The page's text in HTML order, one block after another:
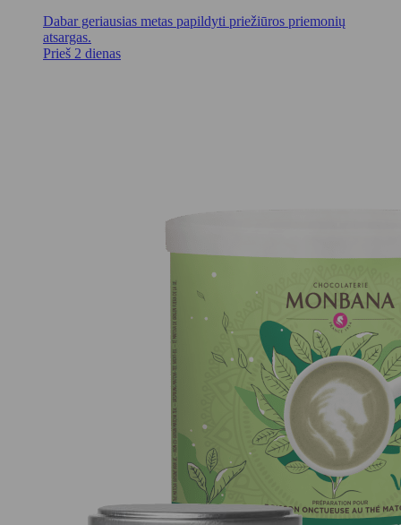
Dabar geriausias metas papildyti priežiūros priemonių
atsargas.
Prieš 2 dienas